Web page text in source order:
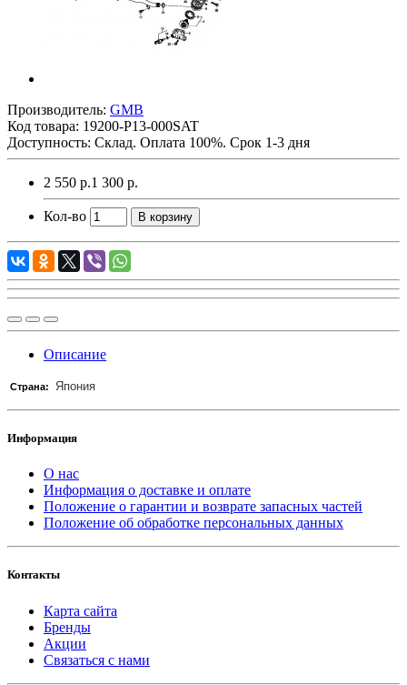
Производитель: GMB
Код товара: 19200-P13-000SAT
Доступность: Склад. Оплата 100%. Срок 1-3 дня
2 550 р.1 300 р.
Кол-во В корзину
Описание
Страна: Япония
Информация
О нас
Информация о доставке и оплате
Положение о гарантии и возврате запасных частей
Положение об обработке персональных данных
Контакты
Карта сайта
Бренды
Акции
Связаться с нами